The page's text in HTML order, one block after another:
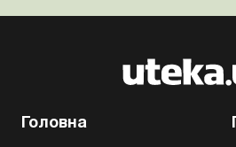
Головна